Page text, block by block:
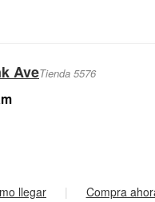
AveTienda 5576
llegar | Compra